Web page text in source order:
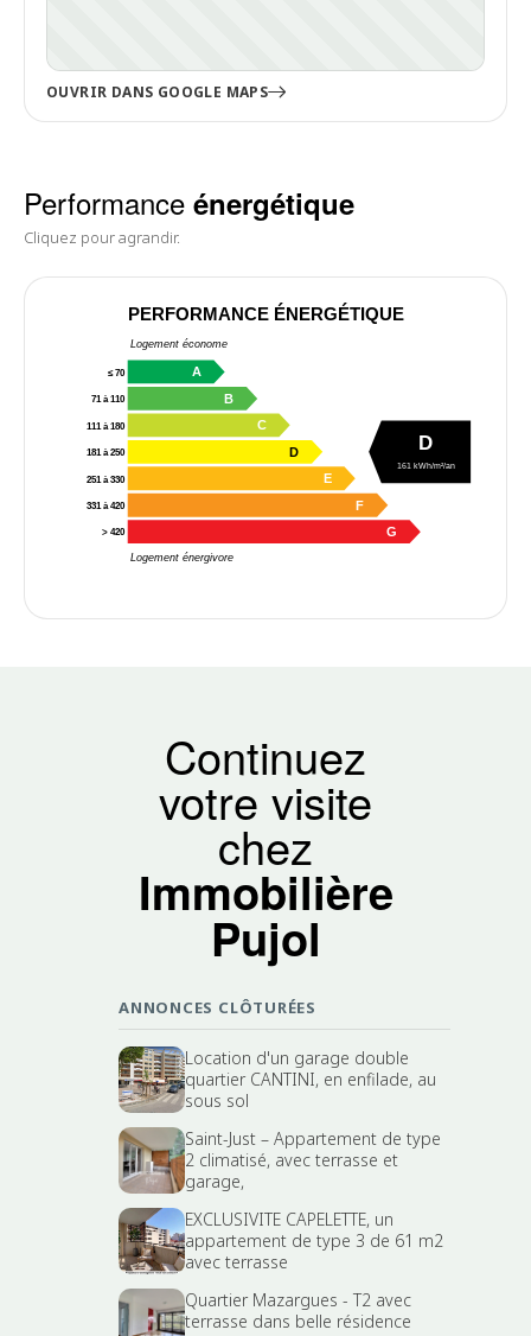
OUVRIR DANS GOOGLE MAPS
Performance énergétique
Cliquez pour agrandir.
PERFORMANCE ÉNERGÉTIQUE
Logement économe
Logement énergivore
≤ 70 A
71 à 110 B
111 à 180 C
181 à 250 D
251 à 330 E
331 à 420 F
> 420 G
D
161 kWh/m²/an
Continuez
votre visite
chez
Immobilière
Pujol
ANNONCES CLÔTURÉES
Location d'un garage double
quartier CANTINI, en enfilade, au
sous sol
Saint-Just – Appartement de type
2 climatisé, avec terrasse et
garage,
EXCLUSIVITE CAPELETTE, un
appartement de type 3 de 61 m2
avec terrasse
Quartier Mazargues - T2 avec
terrasse dans belle résidence